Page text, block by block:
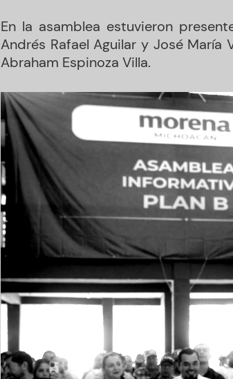
En la asamblea estuvieron
Andrés Rafael Aguilar y José María
Abraham Espinoza Villa.